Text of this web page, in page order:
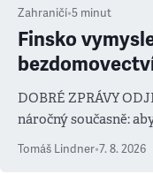
Zahraničí•5 minut
Finsko
DOBRÉ ZPRÁVY
náročný současně:
prioritu
Tomáš Lindner•7. 8. 2026